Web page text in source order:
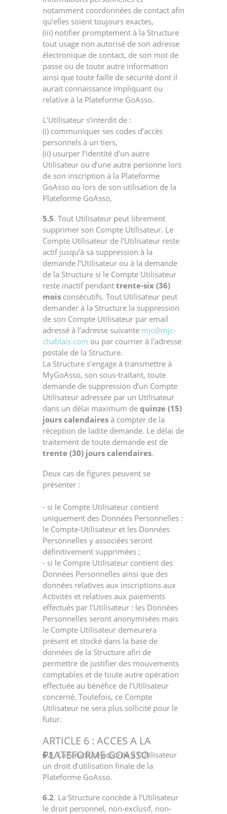
notamment coordonnées de contact afin
qu’elles soient toujours exactes,
(iii) notifier promptement à la Structure
tout usage non autorisé de son adresse
électronique de contact, de son mot de
passe ou de toute autre information
ainsi que toute faille de sécurité dont il
aurait connaissance impliquant ou
relative à la Plateforme GoAsso.
L’Utilisateur s’interdit de :
(i) communiquer ses codes d’accès
personnels à un tiers,
(ii) usurper l’identité d’un autre
Utilisateur ou d’une autre personne lors
de son inscription à la Plateforme
GoAsso ou lors de son utilisation de la
Plateforme GoAsso,
5.5. Tout Utilisateur peut librement
supprimer son Compte Utilisateur. Le
Compte Utilisateur de l’Utilisateur reste
actif jusqu’à sa suppression à la
demande l’Utilisateur ou à la demande
de la Structure si le Compte Utilisateur
reste inactif pendant trente-six (36)
mois consécutifs. Tout Utilisateur peut
demander à la Structure la suppression
de son Compte Utilisateur par email
adressé à l’adresse suivante mjc@mjc-
chablais.com ou par courrier à l'adresse
postale de la Structure.
La Structure s’engage à transmettre à
MyGoAsso, son sous-traitant, toute
demande de suppression d’un Compte
Utilisateur adressée par un Utilisateur
dans un délai maximum de quinze (15)
jours calendaires à compter de la
réception de ladite demande. Le délai de
traitement de toute demande est de
trente (30) jours calendaires.
Deux cas de figures peuvent se
présenter :
- si le Compte Utilisateur contient
uniquement des Données Personnelles :
le Compte-Utilisateur et les Données
Personnelles y associées seront
définitivement supprimées ;
- si le Compte Utilisateur contient des
Données Personnelles ainsi que des
données relatives aux inscriptions aux
Activités et relatives aux paiements
effectués par l’Utilisateur : les Données
Personnelles seront anonymisées mais
le Compte Utilisateur demeurera
présent et stocké dans la base de
données de la Structure afin de
permettre de justifier des mouvements
comptables et de toute autre opération
effectuée au bénéfice de l’Utilisateur
concerné. Toutefois, ce Compte
Utilisateur ne sera plus sollicité pour le
futur.
ARTICLE 6 : ACCES A LA
PLATEFORME GOASSO
6.1. La Structure accorde à l’Utilisateur
un droit d’utilisation finale de la
Plateforme GoAsso.
6.2. La Structure concède à l’Utilisateur
le droit personnel, non-exclusif, non-